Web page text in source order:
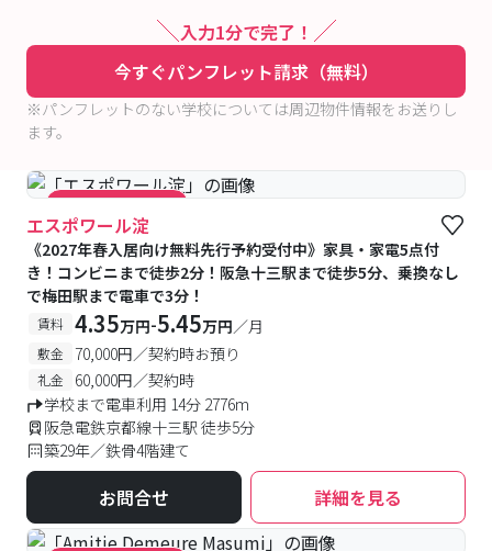
入力1分で完了！
今すぐパンフレット請求（無料）
※パンフレットのない学校については周辺物件情報をお送りし
ます。
#キャンペーン実施中
エスポワール淀
《2027年春入居向け無料先行予約受付中》家具・家電5点付
き！コンビニまで徒歩2分！阪急十三駅まで徒歩5分、乗換なし
で梅田駅まで電車で3分！
賃料 4.35万円-5.45万円／月
敷金 70,000円／契約時お預り
礼金
60,000円／契約時
学校まで電車利用 14分 2776m
阪急電鉄京都線十三駅 徒歩5分
築29年／鉄骨4階建て
お問合せ 詳細を見る